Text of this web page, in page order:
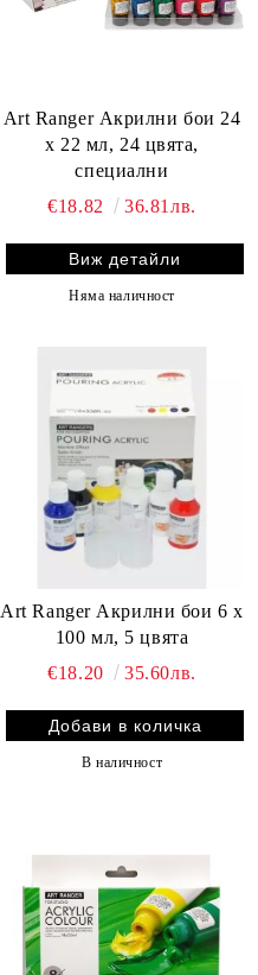
Art Ranger Акрилни бои 24
х 22 мл, 24 цвята,
специални
€18.82
36.81лв.
Виж детайли
Няма наличност
Art Ranger Акрилни бои 6 х
100 мл, 5 цвята
€18.20
35.60лв.
В наличност